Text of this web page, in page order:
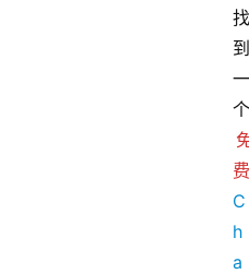
找
到
一
个
费
C
h
a